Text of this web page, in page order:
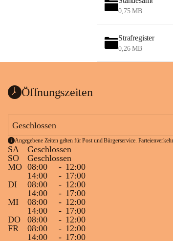
0,75 MB
Strafregister
0,26 MB
Öffnungszeiten
Geschlossen
Angegebene Zeiten gelten für Post und Bürgerservice.
SA
Geschlossen
SO
Geschlossen
MO 08:00 - 12:00
14:00
- 17:00
DI
08:00 - 12:00
14:00
- 17:00
MI
08:00 - 12:00
14:00
- 17:00
DO
08:00 - 12:00
FR
08:00 - 12:00
14:00
- 17:00